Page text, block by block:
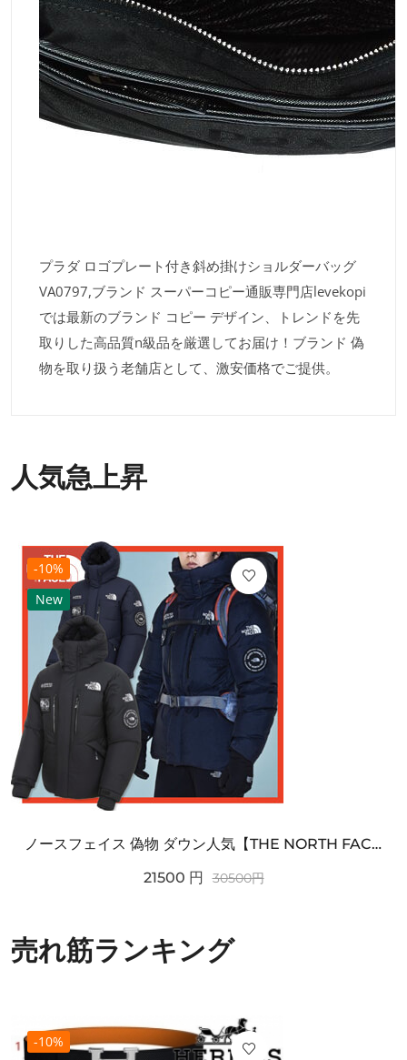
プラダ ロゴプレート付き斜め掛けショルダーバッグ
VA0797,ブランド スーパーコピー通販専門店levekopi
では最新のブランド コピー デザイン、トレンドを先
取りした高品質n級品を厳選してお届け！ブランド 偽
物を取り扱う老舗店として、激安価格でご提供。
人気急上昇
-10%
New
ノースフェイス 偽物 ダウン人気【THE NORTH FACE】M'S 7 SUMMIT HIM...
21500 円 30500円
売れ筋ランキング
-10%